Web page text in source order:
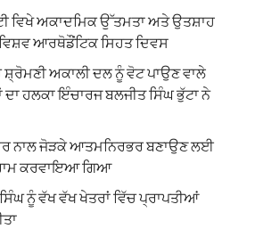
ਵਿਖੇ ਅਕਾਦਮਿਕ ਉੱਤਮਤਾ ਅਤੇ ਉਤਸ਼ਾਹ
ਆਰਥੋਡੌਂਟਿਕ ਸਿਹਤ ਦਿਵਸ
ਸ਼੍ਰੋਮਣੀ ਅਕਾਲੀ ਦਲ ਨੂੰ ਵੋਟ ਪਾਉਣ ਵਾਲੇ
ਹਲਕਾ ਇੰਚਾਰਜ ਬਲਜੀਤ ਸਿੰਘ ਭੁੱਟਾ ਨੇ
ਨਾਲ ਜੋੜਕੇ ਆਤਮਨਿਰਭਰ ਬਣਾਉਣ ਲਈ
ਕਰਵਾਇਆ ਗਿਆ
ਨੂੰ ਵੱਖ ਵੱਖ ਖੇਤਰਾਂ ਵਿੱਚ ਪ੍ਰਾਪਤੀਆਂ